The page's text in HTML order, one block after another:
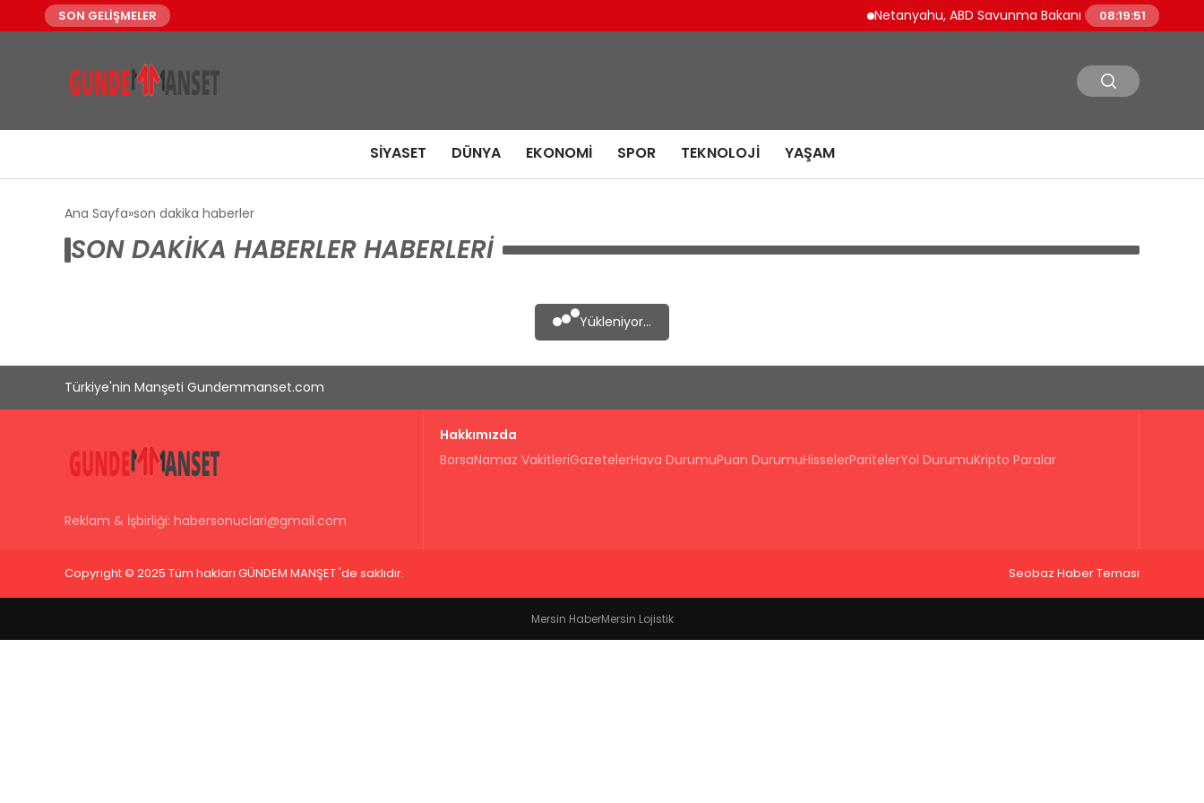
SON GELİŞMELER Netanyahu, ABD Savunma Bakanı Pete Hegseth ile
08:19:51
SIYASET DÜNYA EKONOMI SPOR TEKNOLOJI YAŞAM
Ana Sayfa son dakika haberler
SON DAKIKA HABERLER HABERLERI
Yükleniyor...
Türkiye'nin Manşeti Gundemmanset.com
Reklam & İşbirliği: habersonuclari@gmail.com
Hakkımızda
BorsaNamaz VakitleriGazetelerHava DurumuPuan DurumuHisselerParitelerYol DurumuKripto Paralar
Copyright © 2025 Tüm hakları GÜNDEM MANŞET 'de saklıdır. Seobaz Haber Teması
Mersin HaberMersin Lojistik